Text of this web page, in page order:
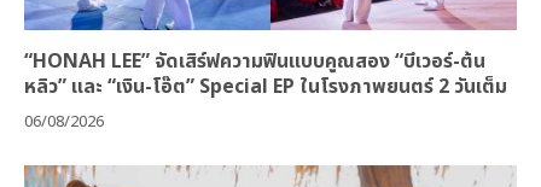
“HONAH LEE” จัดเสิร์ฟความฟินแบบคูณสอง “บีเวอร์-ต้น
หลิว” และ “เงิน-โอ๊ต” Special EP ในโรงภาพยนตร์ 2 วันเต็ม
06/08/2026